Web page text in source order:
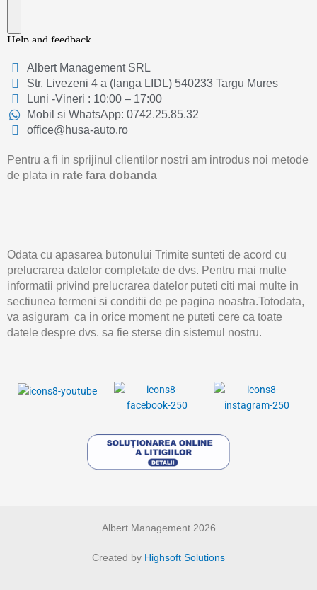
Albert Management SRL
Str. Livezeni 4 a (langa LIDL) 540233 Targu Mures
Luni -Vineri : 10:00 – 17:00
Mobil si WhatsApp: 0742.25.85.32
office@husa-auto.ro
Pentru a fi in sprijinul clientilor nostri am introdus noi metode
de plata in rate fara dobanda
Odata cu apasarea butonului Trimite sunteti de acord cu
prelucrarea datelor completate de dvs. Pentru mai multe
informatii privind prelucrarea datelor puteti citi mai multe in
sectiunea termeni si conditii de pe pagina noastra.Totodata,
va asiguram ca in orice moment ne puteti cere ca toate
datele despre dvs. sa fie sterse din sistemul nostru.
Albert Management 2026
Created by Highsoft Solutions